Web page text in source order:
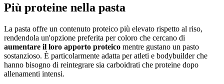
Più proteine nella pasta
La pasta offre un contenuto proteico più elevato rispetto al riso,
rendendola un'opzione preferita per coloro che cercano di
aumentare il loro apporto proteico mentre gustano un pasto
sostanzioso. È particolarmente adatta per atleti e bodybuilder che
hanno bisogno di reintegrare sia carboidrati che proteine dopo
allenamenti intensi.